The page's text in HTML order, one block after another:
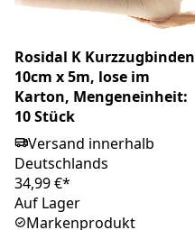
Rosidal K Kurzzugbinden
10cm x 5m, lose im
Karton, Mengeneinheit:
10 Stück
Versand innerhalb
Deutschlands
34,99 €*
Auf Lager
Markenprodukt